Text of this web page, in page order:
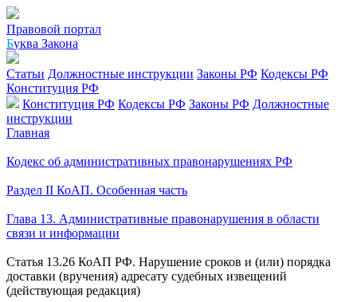
Правовой портал
Буква Закона
Статьи Должностные инструкции Законы РФ Кодексы РФ
Конституция РФ
Конституция РФ Кодексы РФ Законы РФ Должностные
инструкции
Главная
Кодекс об административных правонарушениях РФ
Раздел II КоАП. Особенная часть
Глава 13. Административные правонарушения в области
связи и информации
Статья 13.26 КоАП РФ. Нарушение сроков и (или) порядка
доставки (вручения) адресату судебных извещений
(действующая редакция)